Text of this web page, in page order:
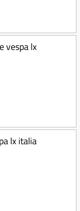
vespa lx
lx italia